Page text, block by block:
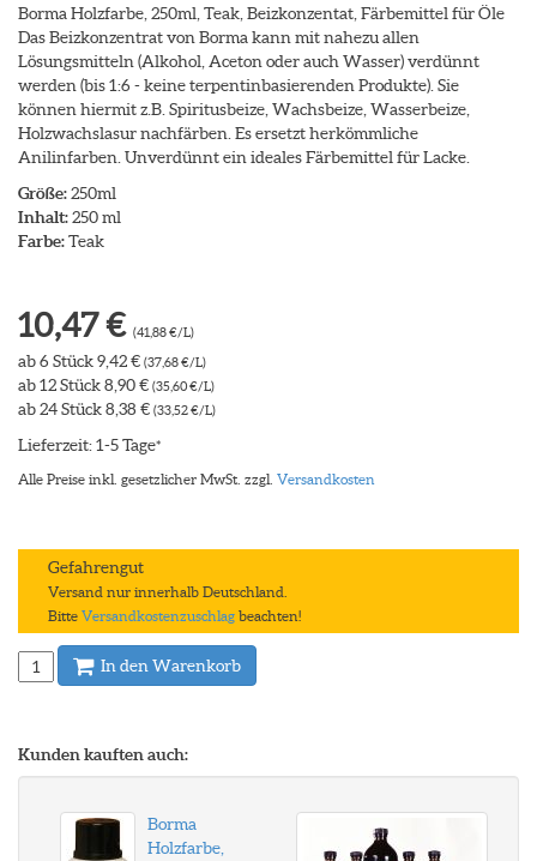
Borma Holzfarbe, 250ml, Teak, Beizkonzentat, Färbemittel für Öle
Das Beizkonzentrat von Borma kann mit nahezu allen
Lösungsmitteln (Alkohol, Aceton oder auch Wasser) verdünnt
werden (bis 1:6 - keine terpentinbasierenden Produkte). Sie
können hiermit z.B. Spiritusbeize, Wachsbeize, Wasserbeize,
Holzwachslasur nachfärben. Es ersetzt herkömmliche
Anilinfarben. Unverdünnt ein ideales Färbemittel für Lacke.
Größe:250ml
Inhalt:250 ml
Farbe:Teak
10,47 € (41,88 €/L)
ab 6 Stück 9,42 € (37,68 €/L)
ab 12 Stück 8,90 € (35,60 €/L)
ab 24 Stück 8,38 € (33,52 €/L)
Lieferzeit: 1-5 Tage*
Alle Preise inkl. gesetzlicher MwSt. zzgl. Versandkosten
Gefahrengut
Versand nur innerhalb Deutschland.
Bitte Versandkostenzuschlag beachten!
In den Warenkorb
Kunden kauften auch:
Borma
Holzfarbe,